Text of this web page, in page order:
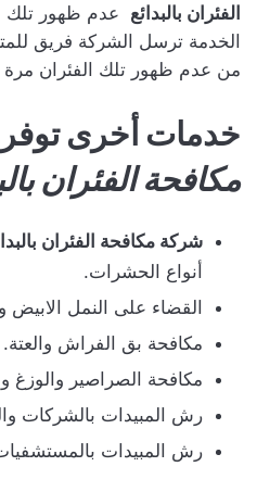
الفئران بالبدائع عدم ظهور تلك
الخدمة ترسل الشركة فريق
من عدم ظهور تلك الفئران
خدمات أخرى
مكافحة الفئران
شركة مكافحة الفئران
أنواع الحشرات.
القضاء على النمل الابيض
مكافحة بق الفراش والعتة.
مكافحة الصراصير والوزغ
رش المبيدات بالشركات
رش المبيدات